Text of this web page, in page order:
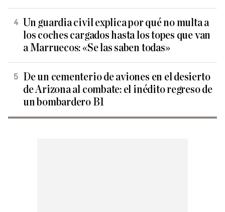
Un guardia civil explica por qué no multa a
los coches cargados hasta los topes que van
a Marruecos: «Se las saben todas»
De un cementerio de aviones en el desierto
de Arizona al combate: el inédito regreso de
un bombardero B1